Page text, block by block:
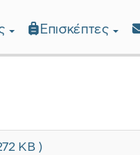
Επισκέπτες
KB )